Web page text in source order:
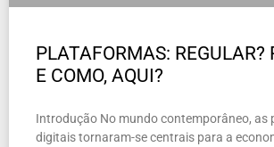
PLATAFORMAS: REGULAR?
E COMO, AQUI?
Introdução No mundo contemporâneo, as
digitais tornaram-se centrais para a